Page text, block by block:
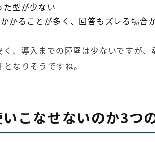
型が少ない
かることが多く、回答もズレる場合
、導入までの障壁は少ないですが、
なりそうですね。
こなせないのか3つ